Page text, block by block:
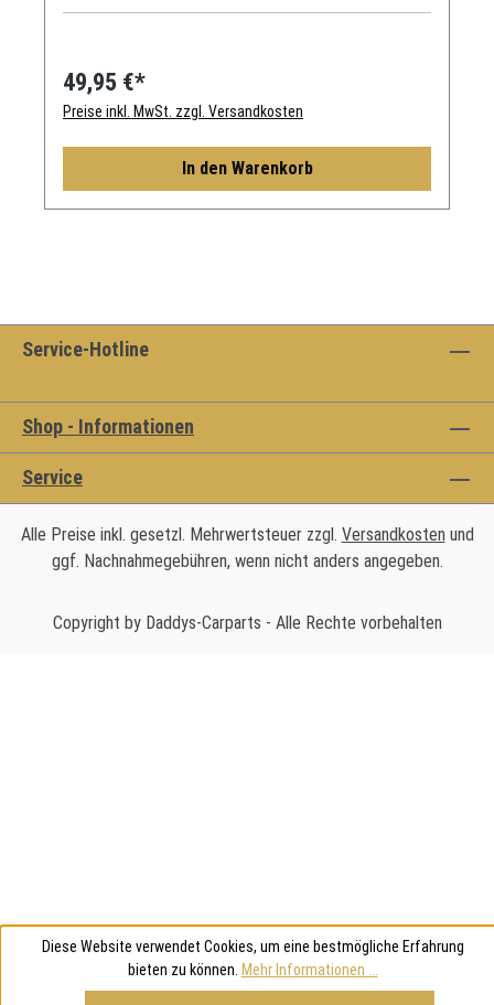
49,95 €*
Preise inkl. MwSt. zzgl. Versandkosten
In den Warenkorb
Service-Hotline
Shop - Informationen
Service
Alle Preise inkl. gesetzl. Mehrwertsteuer zzgl. Versandkosten und
ggf. Nachnahmegebühren, wenn nicht anders angegeben.
Copyright by Daddys-Carparts - Alle Rechte vorbehalten
Diese Website verwendet Cookies, um eine bestmögliche Erfahrung
bieten zu können. Mehr Informationen ...